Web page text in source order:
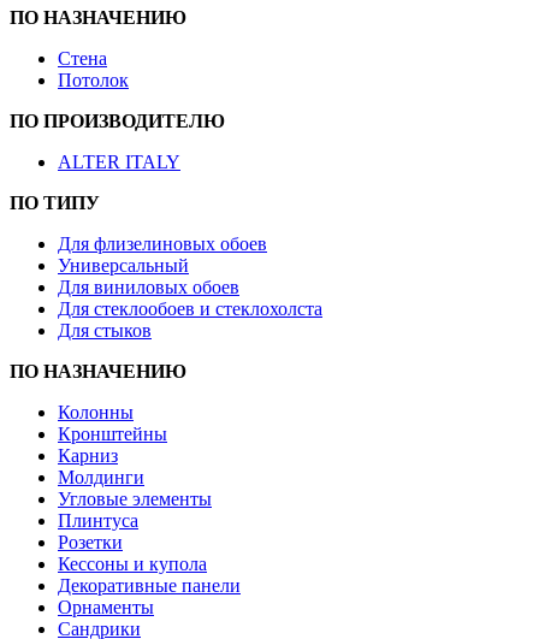
ПО НАЗНАЧЕНИЮ
Стена
Потолок
ПО ПРОИЗВОДИТЕЛЮ
ALTER ITALY
ПО ТИПУ
Для флизелиновых обоев
Универсальный
Для виниловых обоев
Для стеклообоев и стеклохолста
Для стыков
ПО НАЗНАЧЕНИЮ
Колонны
Кронштейны
Карниз
Молдинги
Угловые элементы
Плинтуса
Розетки
Кессоны и купола
Декоративные панели
Орнаменты
Сандрики